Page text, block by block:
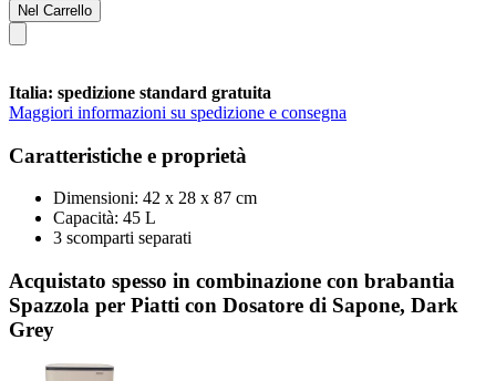
Nel Carrello
Italia: spedizione standard gratuita
Maggiori informazioni su spedizione e consegna
Caratteristiche e proprietà
Dimensioni: 42 x 28 x 87 cm
Capacità: 45 L
3 scomparti separati
Acquistato spesso in combinazione con brabantia
Spazzola per Piatti con Dosatore di Sapone, Dark
Grey